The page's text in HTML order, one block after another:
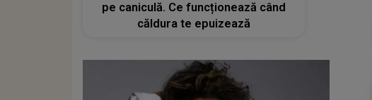
pe caniculă. Ce funcționează când
căldura te epuizează